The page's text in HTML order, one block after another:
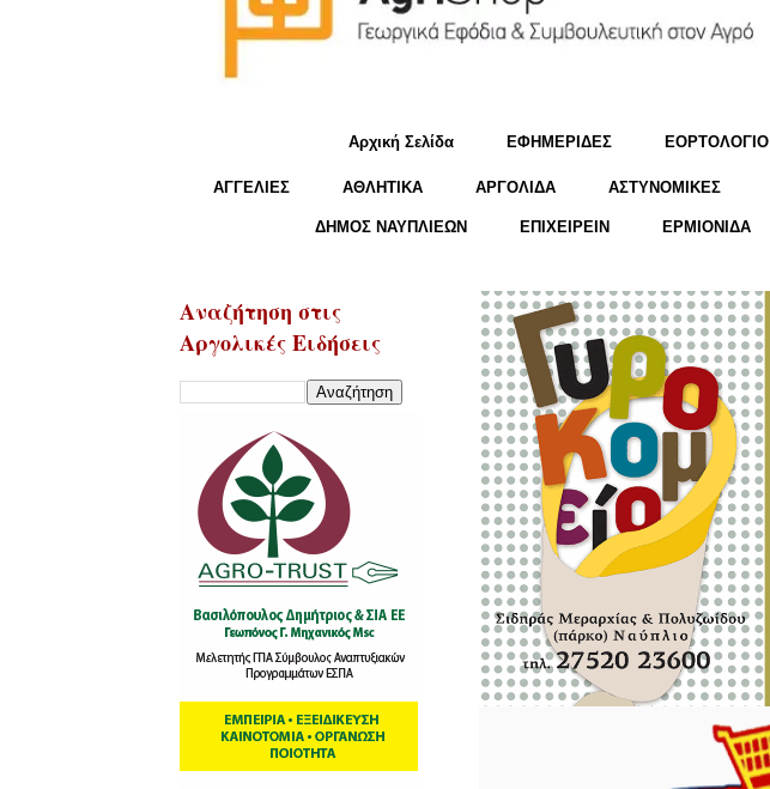
Αρχική Σελίδα ΕΦΗΜΕΡΙΔΕΣ ΕΟΡΤΟΛΟΓΙΟ
ΑΓΓΕΛΙΕΣ ΑΘΛΗΤΙΚΑ ΑΡΓΟΛΙΔΑ ΑΣΤΥΝΟΜΙΚΕΣ
ΔΗΜΟΣ ΝΑΥΠΛΙΕΩΝ ΕΠΙΧΕΙΡΕΙΝ ΕΡΜΙΟΝΙΔΑ
Αναζήτηση στις
Αργολικές Ειδήσεις